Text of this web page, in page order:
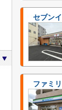
セブン
ファミ